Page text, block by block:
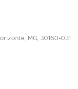
MG, 30160-031